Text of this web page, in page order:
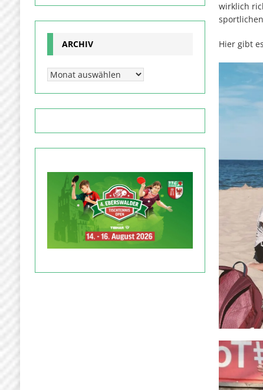
wirklich
Hier gibt
ARCHIV